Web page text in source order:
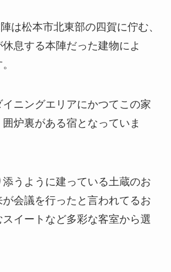
は松本市北東部の四賀に佇む、
息する本陣だった建物によ
ニングエリアにかつてこの家
炉裏がある宿となっていま
うように建っている土蔵のお
会議を行ったと言われてるお
イートなど多彩な客室から選